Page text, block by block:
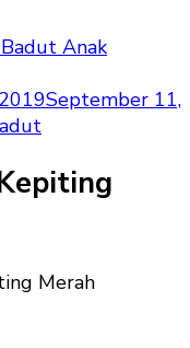
Anak
September 11,